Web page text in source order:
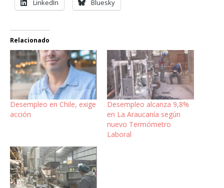
LinkedIn Bluesky
Relacionado
Desempleo en Chile, exige
acción
Desempleo alcanza 9,8%
en La Araucanía según
nuevo Termómetro
Laboral